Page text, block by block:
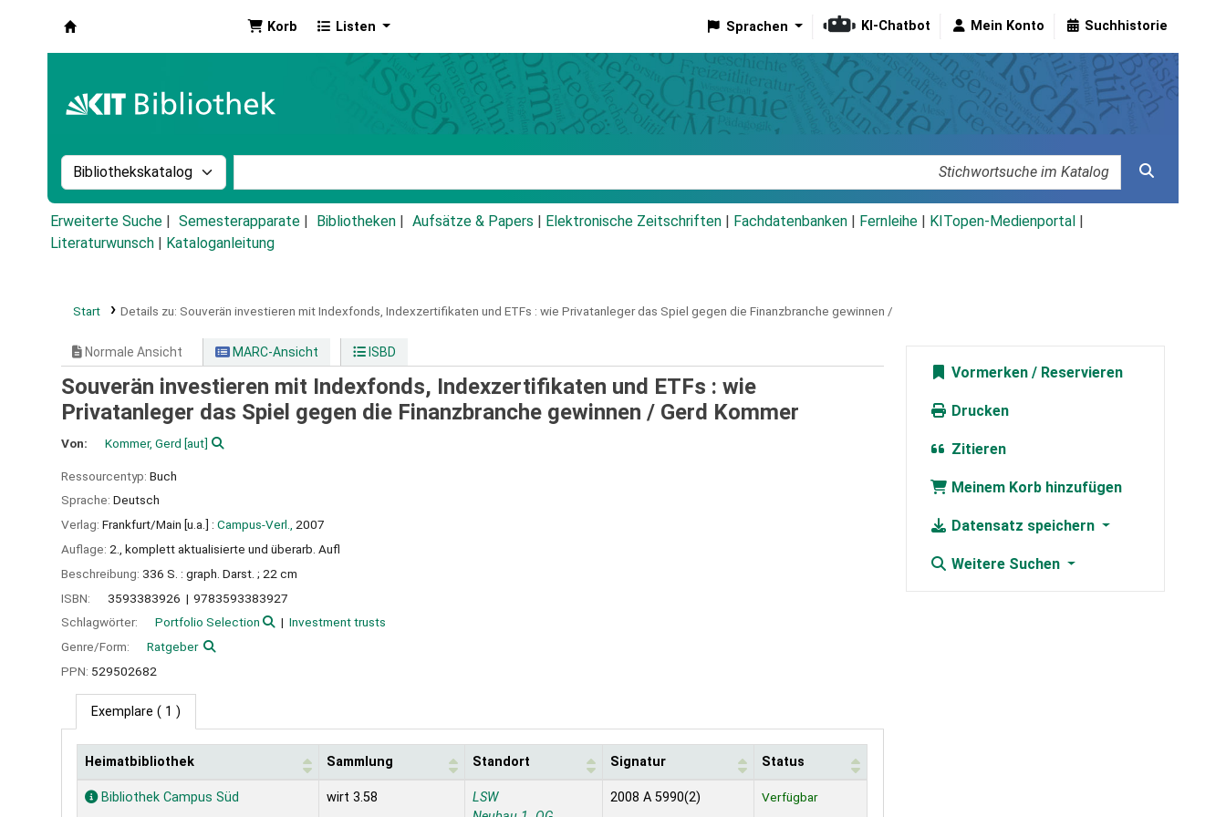
Korb Listen Sprachen KI-Chatbot Mein Konto Suchhistorie
Suche im Katalog nach:
Erweiterte Suche Semesterapparate Bibliotheken Aufsätze & Papers Elektronische Zeitschriften Fachdatenbanken Fernleihe KITopen-Medienportal
Literaturwunsch
Kataloganleitung
Start Details zu: Souverän investieren mit Indexfonds, Indexzertifikaten und ETFs : wie Privatanleger das Spiel gegen die Finanzbranche gewinnen /
Normale Ansicht MARC-Ansicht ISBD
Souverän investieren mit Indexfonds, Indexzertifikaten und ETFs : wie
Privatanleger das Spiel gegen die Finanzbranche gewinnen / Gerd Kommer
Von: Kommer, Gerd [aut]
Ressourcentyp: Buch
Sprache: Deutsch
Verlag: Frankfurt/Main [u.a.] : Campus-Verl.,
2007
Auflage: 2., komplett aktualisierte und überarb. Aufl
Beschreibung: 336 S. : graph. Darst. ; 22 cm
ISBN:
3593383926
9783593383927
Schlagwörter:
Portfolio Selection
Investment trusts
Genre/Form:
Ratgeber
PPN: 529502682
Exemplare ( 1 )
Exemplare
Heimatbibliothek Sammlung Standort Signatur Status
Bibliothek Campus Süd wirt 3.58
LSW
2008 A 5990(2) Verfügbar
Vormerken
Drucken
Zitieren
Meinem Korb hinzufügen
Datensatz speichern
Weitere Suchen